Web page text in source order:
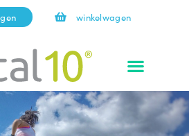
winkelwagen